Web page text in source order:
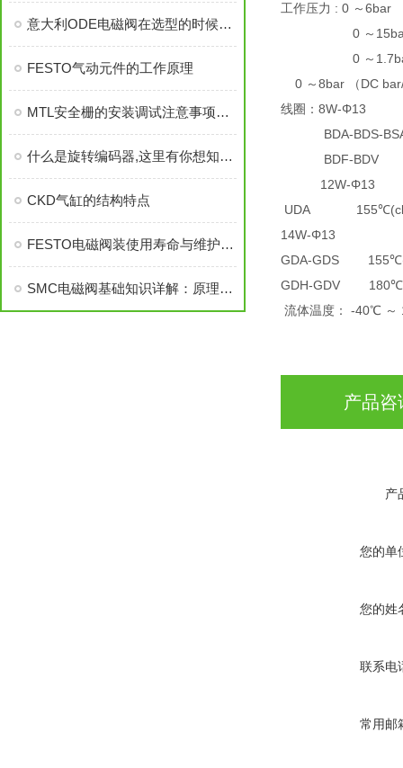
意大利ODE电磁阀在选型的时候主要是以那几个参数为准
FESTO气动元件的工作原理
MTL安全栅的安装调试注意事项有哪些？
什么是旋转编码器,这里有你想知道的答案
CKD气缸的结构特点
FESTO电磁阀装使用寿命与维护要注意的问题资料各有哪些
SMC电磁阀基础知识详解：原理、维护、选型
工作压力 : 0 ～6bar
0 ～15bar （
0 ～1.7bar （
0 ～8bar （DC
线圈：8W-Φ13
BDA-BDS-
BDF-BDV
12W-Φ13
UDA
14W-Φ13
GDA-GDS
GDH-GDV
流体温度： -40℃
产品咨
产
您的单
您的姓
联系电
常用邮